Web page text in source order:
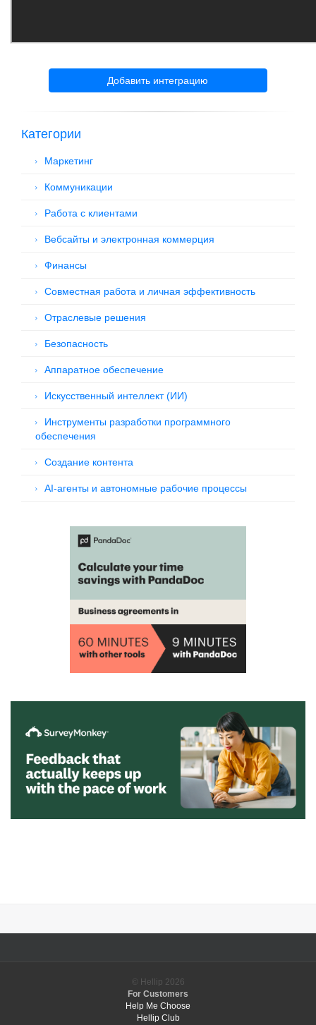
Добавить интеграцию
Категории
Маркетинг
Коммуникации
Работа с клиентами
Вебсайты и электронная коммерция
Финансы
Совместная работа и личная эффективность
Отраслевые решения
Безопасность
Аппаратное обеспечение
Искусственный интеллект (ИИ)
Инструменты разработки программного
обеспечения
Создание контента
AI-агенты и автономные рабочие процессы
© Hellip 2026
For Customers
Help Me Choose
Hellip Club